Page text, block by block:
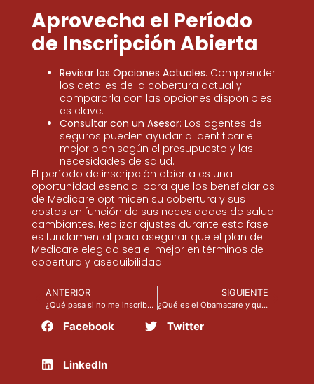
Aprovecha el Período
de Inscripción Abierta
Revisar las Opciones Actuales: Comprender
los detalles de la cobertura actual y
compararla con las opciones disponibles
es clave.
Consultar con un Asesor: Los agentes de
seguros pueden ayudar a identificar el
mejor plan según el presupuesto y las
necesidades de salud.
El período de inscripción abierta es una
oportunidad esencial para que los beneficiarios
de Medicare optimicen su cobertura y sus
costos en función de sus necesidades de salud
cambiantes. Realizar ajustes durante esta fase
es fundamental para asegurar que el plan de
Medicare elegido sea el mejor en términos de
cobertura y asequibilidad.
ANTERIOR
¿Qué pasa si no me inscribo en el Open Enrollment?
SIGUIENTE
¿Qué es el Obamacare y quiénes son elegibles? ¡Descubre si calificas! [Calculadora, obsequio especial]
Facebook Twitter
LinkedIn